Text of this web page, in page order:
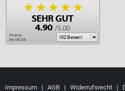
Impressum | AGB | Widerrufsrecht |